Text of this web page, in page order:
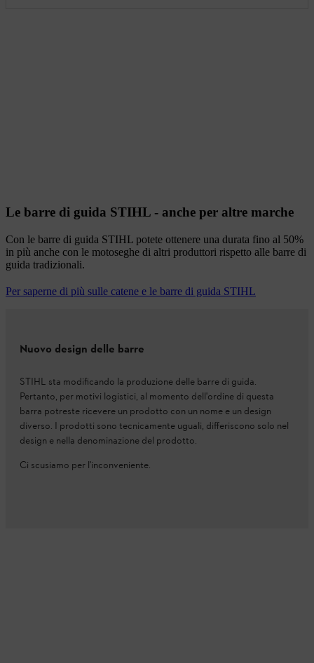
Le barre di guida STIHL - anche per altre marche
Con le barre di guida STIHL potete ottenere una durata fino al 50%
in più anche con le motoseghe di altri produttori rispetto alle barre di
guida tradizionali.
Per saperne di più sulle catene e le barre di guida STIHL
Nuovo design delle barre
STIHL sta modificando la produzione delle barre di guida.
Pertanto, per motivi logistici, al momento dell'ordine di questa
barra potreste ricevere un prodotto con un nome e un design
diverso. I prodotti sono tecnicamente uguali, differiscono solo nel
design e nella denominazione del prodotto.
Ci scusiamo per l'inconveniente.